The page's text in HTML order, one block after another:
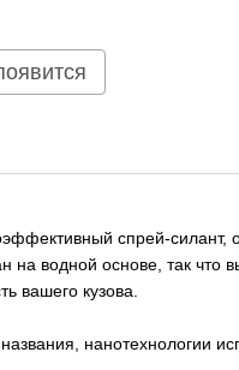
спрей-
на водной основе, так что
вашего кузова.
нанотехнологии